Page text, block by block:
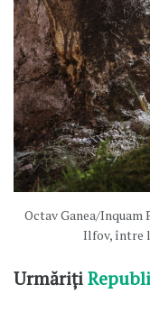
Octav Ganea/
Ilfov, între
Urmăriți